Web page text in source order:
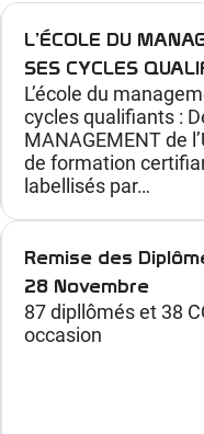
L’ÉCOLE DU
SES CYCLES
L’école du
cycles qualifiants :
MANAGEMENT de
de formation
labellisés par…
Remise des
28 Novembre
87 dipllômés et 38
occasion